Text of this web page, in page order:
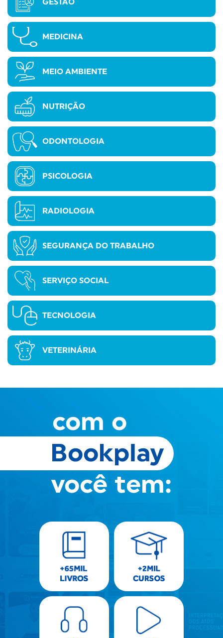
GESTÃO
MEDICINA
MEIO AMBIENTE
NUTRIÇÃO
ODONTOLOGIA
PSICOLOGIA
RADIOLOGIA
SEGURANÇA DO TRABALHO
SERVIÇO SOCIAL
TECNOLOGIA
VETERINÁRIA
com o
Bookplay
você tem: